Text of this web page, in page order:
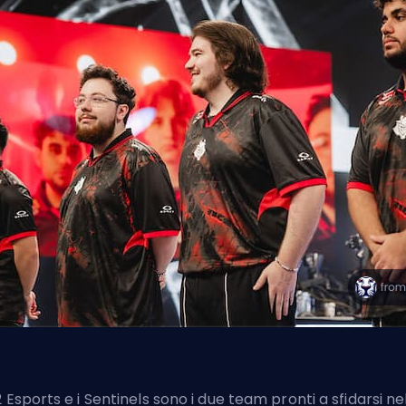
Esports e i Sentinels sono i due team pronti a sfidarsi